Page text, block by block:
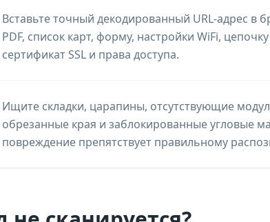
Вставьте точный декодированный URL-адрес в
PDF, список карт, форму, настройки WiFi,
сертификат SSL и права доступа.
Ищите складки, царапины, отсутствующие
обрезанные края и заблокированные угловые
повреждение препятствует правильному